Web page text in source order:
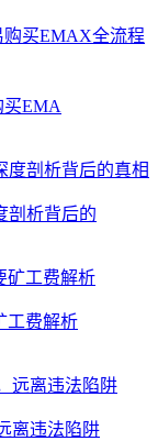
买EMA
剖析背后的
工费解析
离违法陷阱